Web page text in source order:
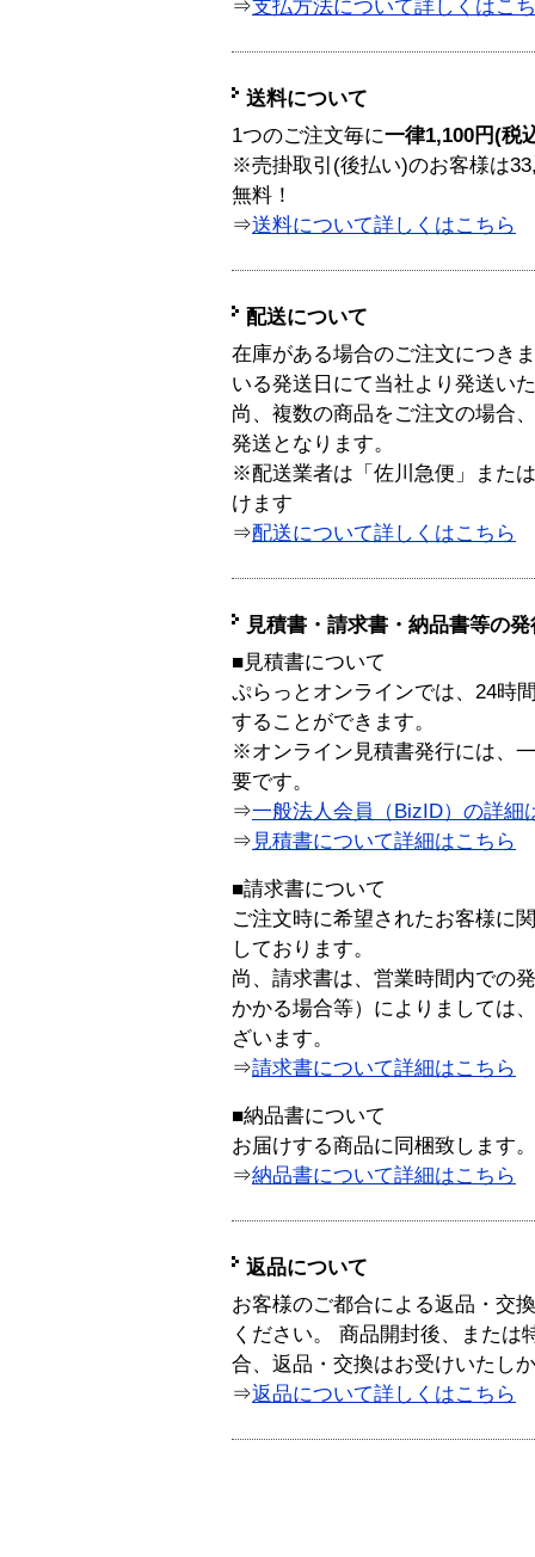
⇒支払方法について詳しくはこ
送料について
1つのご注文毎に一律1,100円(税
※売掛取引(後払い)のお客様は
無料！
⇒送料について詳しくはこちら
配送について
在庫がある場合のご注文につき
いる発送日にて当社より発送い
尚、複数の商品をご注文の場合
発送となります。
※配送業者は「佐川急便」また
けます
⇒配送について詳しくはこちら
見積書・請求書・納品書等の
■見積書について
ぷらっとオンラインでは、24時
することができます。
※オンライン見積書発行には、
要です。
⇒一般法人会員（BizID）の詳細
⇒ 見積書について詳細はこちら
■請求書について
ご注文時に希望されたお客様に
しております。
尚、請求書は、営業時間内での
かかる場合等）によりましては
ざいます。
⇒請求書について詳細はこちら
■納品書について
お届けする商品に同梱致します。
⇒納品書について詳細はこちら
返品について
お客様のご都合による返品・交
ください。 商品開封後、または
合、返品・交換はお受けいたし
⇒返品について詳しくはこちら